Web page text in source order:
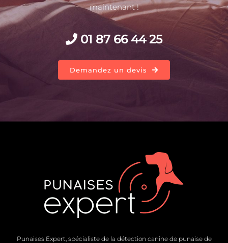
maintenant !
01 87 66 44 25
Demandez un devis
Punaises Expert, spécialiste de la détection canine de punaise de